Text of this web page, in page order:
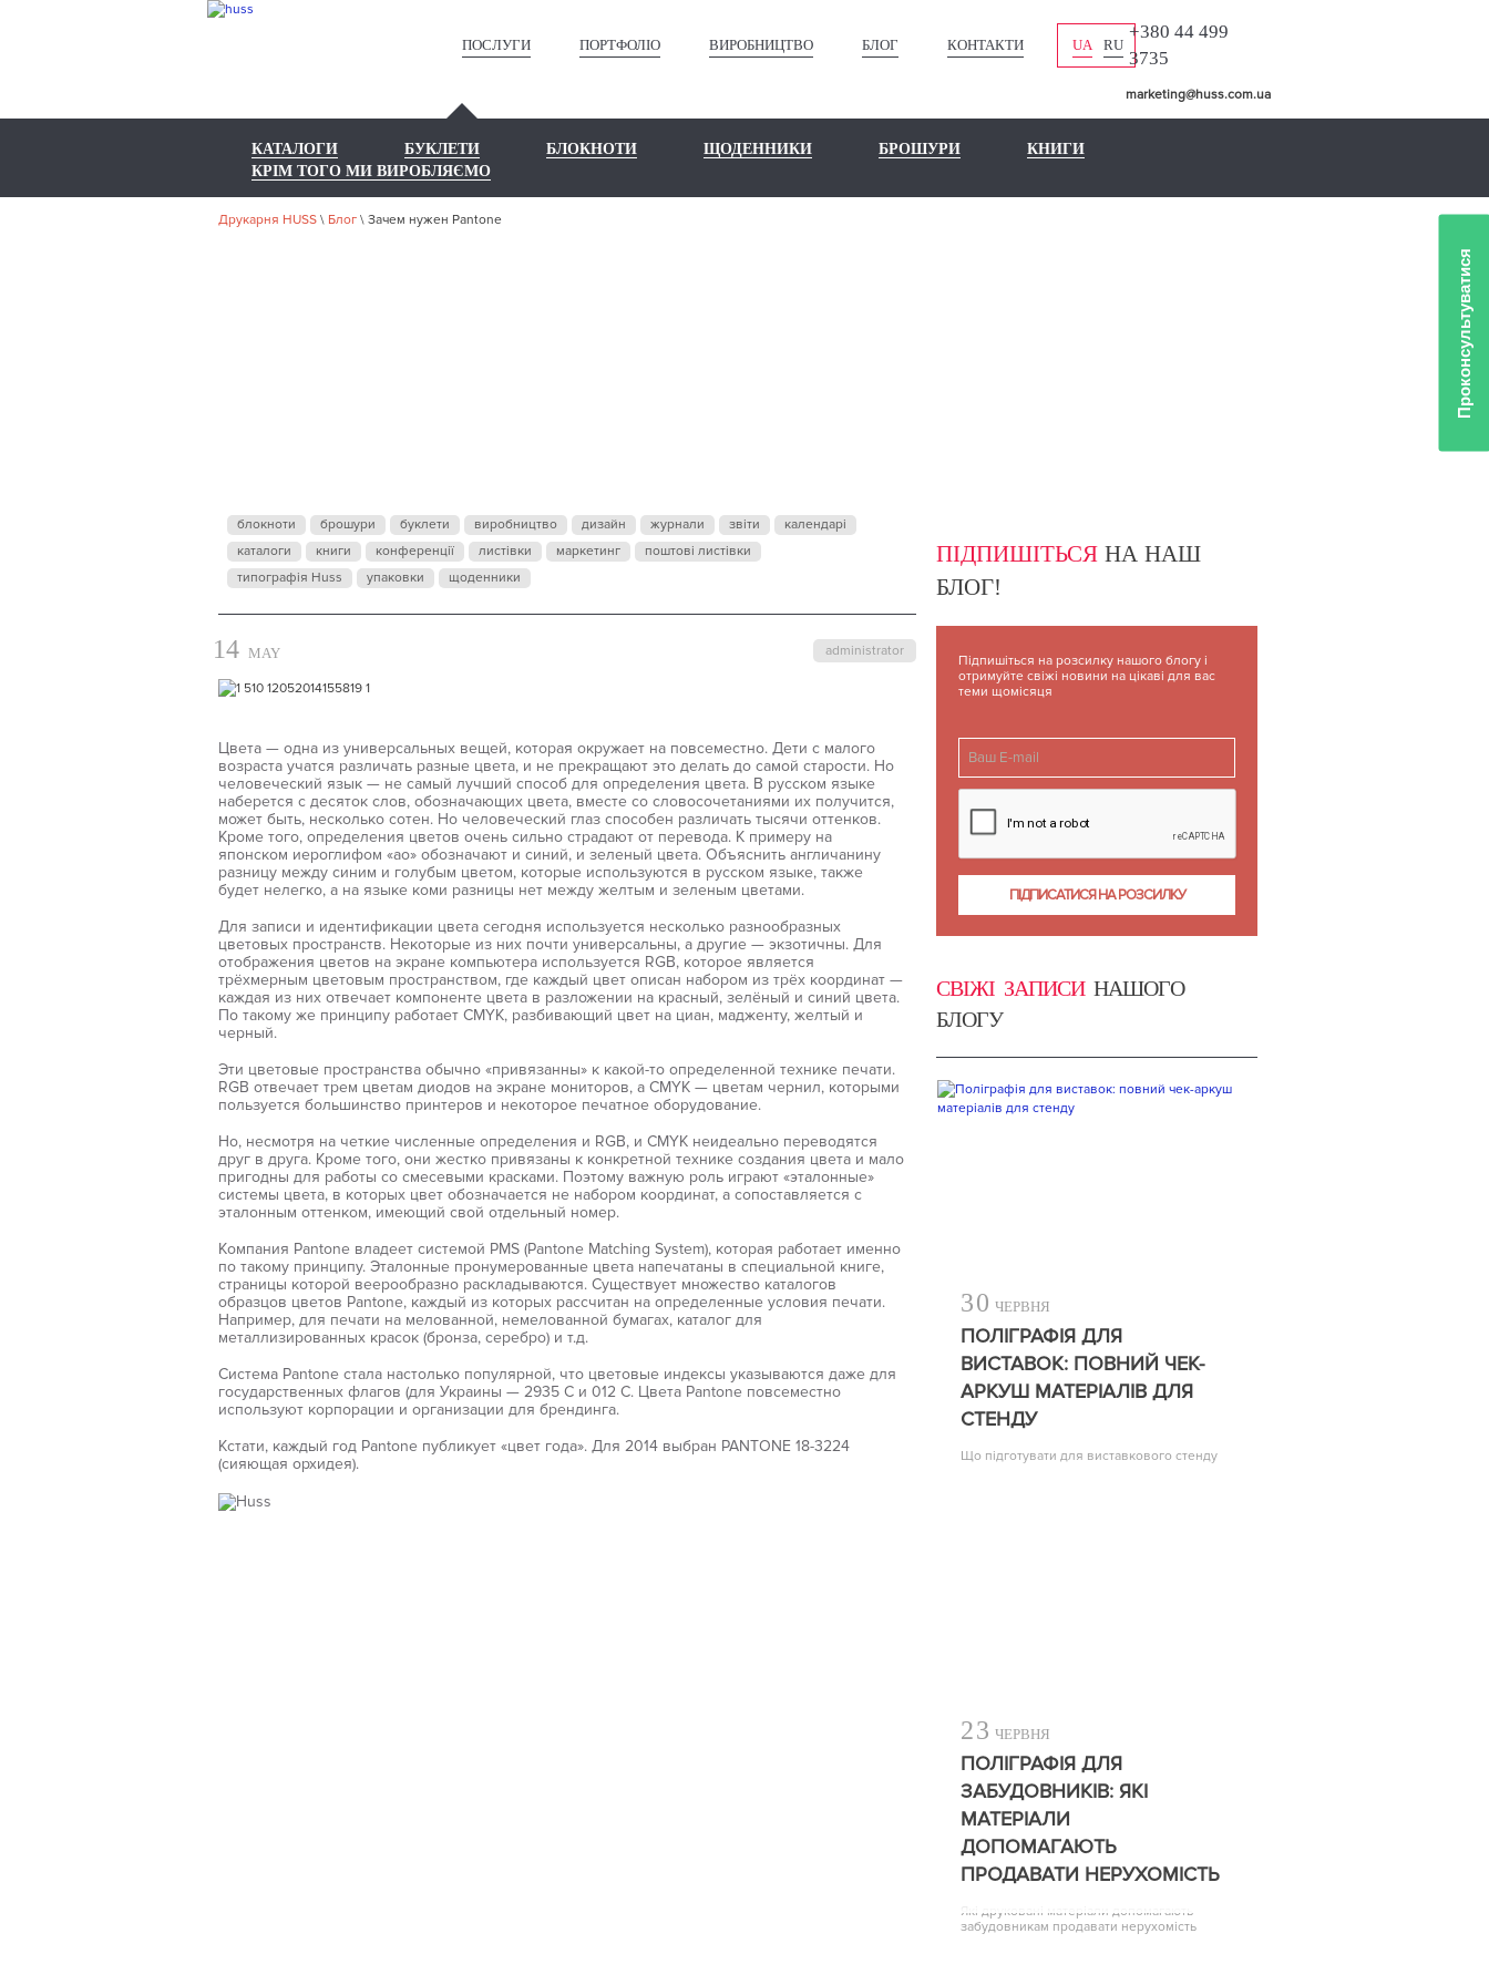
ПОСЛУГИ ПОРТФОЛІО ВИРОБНИЦТВО БЛОГ КОНТАКТИ UA RU
+380 44 499
3735
marketing@huss.com.ua
КАТАЛОГИ БУКЛЕТИ БЛОКНОТИ ЩОДЕННИКИ БРОШУРИ
КНИГИ
КРІМ ТОГО МИ ВИРОБЛЯЄМО
Друкарня HUSS \ Блог \ Зачем нужен Pantone
блокноти брошури буклети виробництво дизайн журнали звіти
календарі
каталоги
книги конференції листівки маркетинг
поштові листівки
типографія Huss
упаковки щоденники
administrator
14 MAY
Цвета — одна из универсальных вещей, которая окружает на повсеместно. Дети с малого
возраста учатся различать разные цвета, и не прекращают это делать до самой старости. Но
человеческий язык — не самый лучший способ для определения цвета. В русском языке
наберется с десяток слов, обозначающих цвета, вместе со словосочетаниями их получится,
может быть, несколько сотен. Но человеческий глаз способен различать тысячи оттенков.
Кроме того, определения цветов очень сильно страдают от перевода. К примеру на
японском иероглифом «ао» обозначают и синий, и зеленый цвета. Объяснить англичанину
разницу между синим и голубым цветом, которые используются в русском языке, также
будет нелегко, а на языке коми разницы нет между желтым и зеленым цветами.
Для записи и идентификации цвета сегодня используется несколько разнообразных
цветовых пространств. Некоторые из них почти универсальны, а другие — экзотичны. Для
отображения цветов на экране компьютера используется RGB, которое является
трёхмерным цветовым пространством, где каждый цвет описан набором из трёх координат —
каждая из них отвечает компоненте цвета в разложении на красный, зелёный и синий цвета.
По такому же принципу работает CMYK, разбивающий цвет на циан, мадженту, желтый и
черный.
Эти цветовые пространства обычно «привязанны» к какой-то определенной технике печати.
RGB отвечает трем цветам диодов на экране мониторов, а CMYK — цветам чернил, которыми
пользуется большинство принтеров и некоторое печатное оборудование.
Но, несмотря на четкие численные определения и RGB, и CMYK неидеально переводятся
друг в друга. Кроме того, они жестко привязаны к конкретной технике создания цвета и мало
пригодны для работы со смесевыми красками. Поэтому важную роль играют «эталонные»
системы цвета, в которых цвет обозначается не набором координат, а сопоставляется с
эталонным оттенком, имеющий свой отдельный номер.
Компания Pantone владеет системой PMS (Pantone Matching System), которая работает именно
по такому принципу. Эталонные пронумерованные цвета напечатаны в специальной книге,
страницы которой веерообразно раскладываются. Существует множество каталогов
образцов цветов Pantone, каждый из которых рассчитан на определенные условия печати.
Например, для печати на мелованной, немелованной бумагах, каталог для
металлизированных красок (бронза, серебро) и т.д.
Система Pantone стала настолько популярной, что цветовые индексы указываются даже для
государственных флагов (для Украины — 2935 C и 012 C. Цвета Pantone повсеместно
используют корпорации и организации для брендинга.
Кстати, каждый год Pantone публикует «цвет года». Для 2014 выбран PANTONE 18-3224
(сияющая орхидея).
ПІДПИШІТЬСЯ НА НАШ
БЛОГ!
Підпишіться на розсилку нашого блогу і
отримуйте свіжі новини на цікаві для вас
теми щомісяця
СВІЖІ ЗАПИСИНАШОГО
БЛОГУ
30 ЧЕРВНЯ
ПОЛІГРАФІЯ ДЛЯ
ВИСТАВОК: ПОВНИЙ ЧЕК-
АРКУШ МАТЕРІАЛІВ ДЛЯ
СТЕНДУ
Що підготувати для виставкового стенду
23 ЧЕРВНЯ
ПОЛІГРАФІЯ ДЛЯ
ЗАБУДОВНИКІВ: ЯКІ
МАТЕРІАЛИ
ДОПОМАГАЮТЬ
ПРОДАВАТИ НЕРУХОМІСТЬ
Які друковані матеріали допомагають
забудовникам продавати нерухомість
Проконсультуватися